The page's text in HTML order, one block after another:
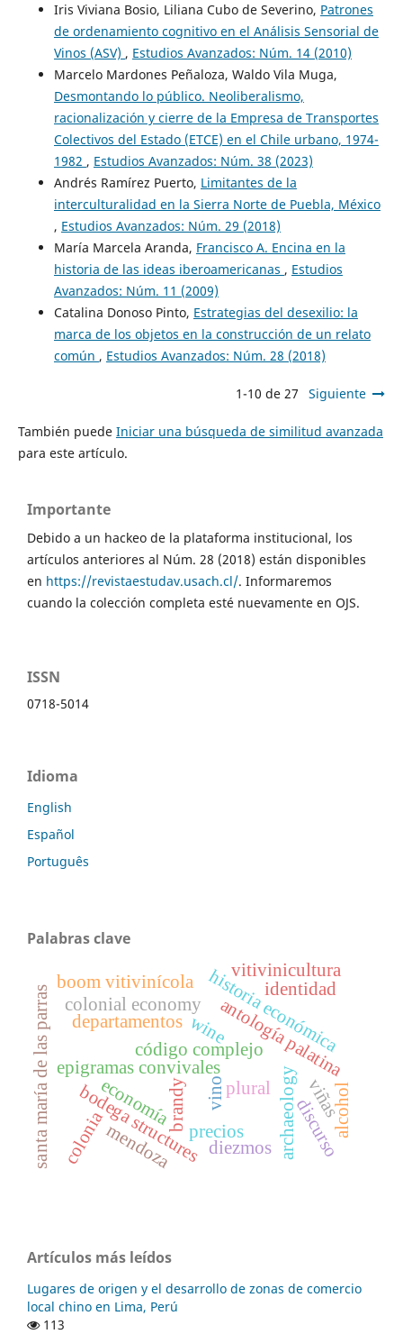
Iris Viviana Bosio, Liliana Cubo de Severino, Patrones
de ordenamiento cognitivo en el Análisis Sensorial de
Vinos (ASV) , Estudios Avanzados: Núm. 14 (2010)
Marcelo Mardones Peñaloza, Waldo Vila Muga,
Desmontando lo público. Neoliberalismo,
racionalización y cierre de la Empresa de Transportes
Colectivos del Estado (ETCE) en el Chile urbano, 1974-
1982 , Estudios Avanzados: Núm. 38 (2023)
Andrés Ramírez Puerto, Limitantes de la
interculturalidad en la Sierra Norte de Puebla, México
, Estudios Avanzados: Núm. 29 (2018)
María Marcela Aranda, Francisco A. Encina en la
historia de las ideas iberoamericanas , Estudios
Avanzados: Núm. 11 (2009)
Catalina Donoso Pinto, Estrategias del desexilio: la
marca de los objetos en la construcción de un relato
común , Estudios Avanzados: Núm. 28 (2018)
1-10 de 27 Siguiente
También puede Iniciar una búsqueda de similitud avanzada
para este artículo.
Importante
Debido a un hackeo de la plataforma institucional, los
artículos anteriores al Núm. 28 (2018) están disponibles
en https://revistaestudav.usach.cl/. Informaremos
cuando la colección completa esté nuevamente en OJS.
ISSN
0718-5014
Idioma
English
Español
Português
Palabras clave
epigramas convivalesantología palatina
vino
código complejo
plural
wine
brandy
bodega structures
colonial economy
archaeology
colonia precios
economía
historia económica
santa maría de las parras
vitivinicultura
diezmos
boom vitivinícola
mendoza
departamentos
viñas
discurso
alcohol
identidad
Artículos más leídos
Lugares de origen y el desarrollo de zonas de comercio
local chino en Lima, Perú
113